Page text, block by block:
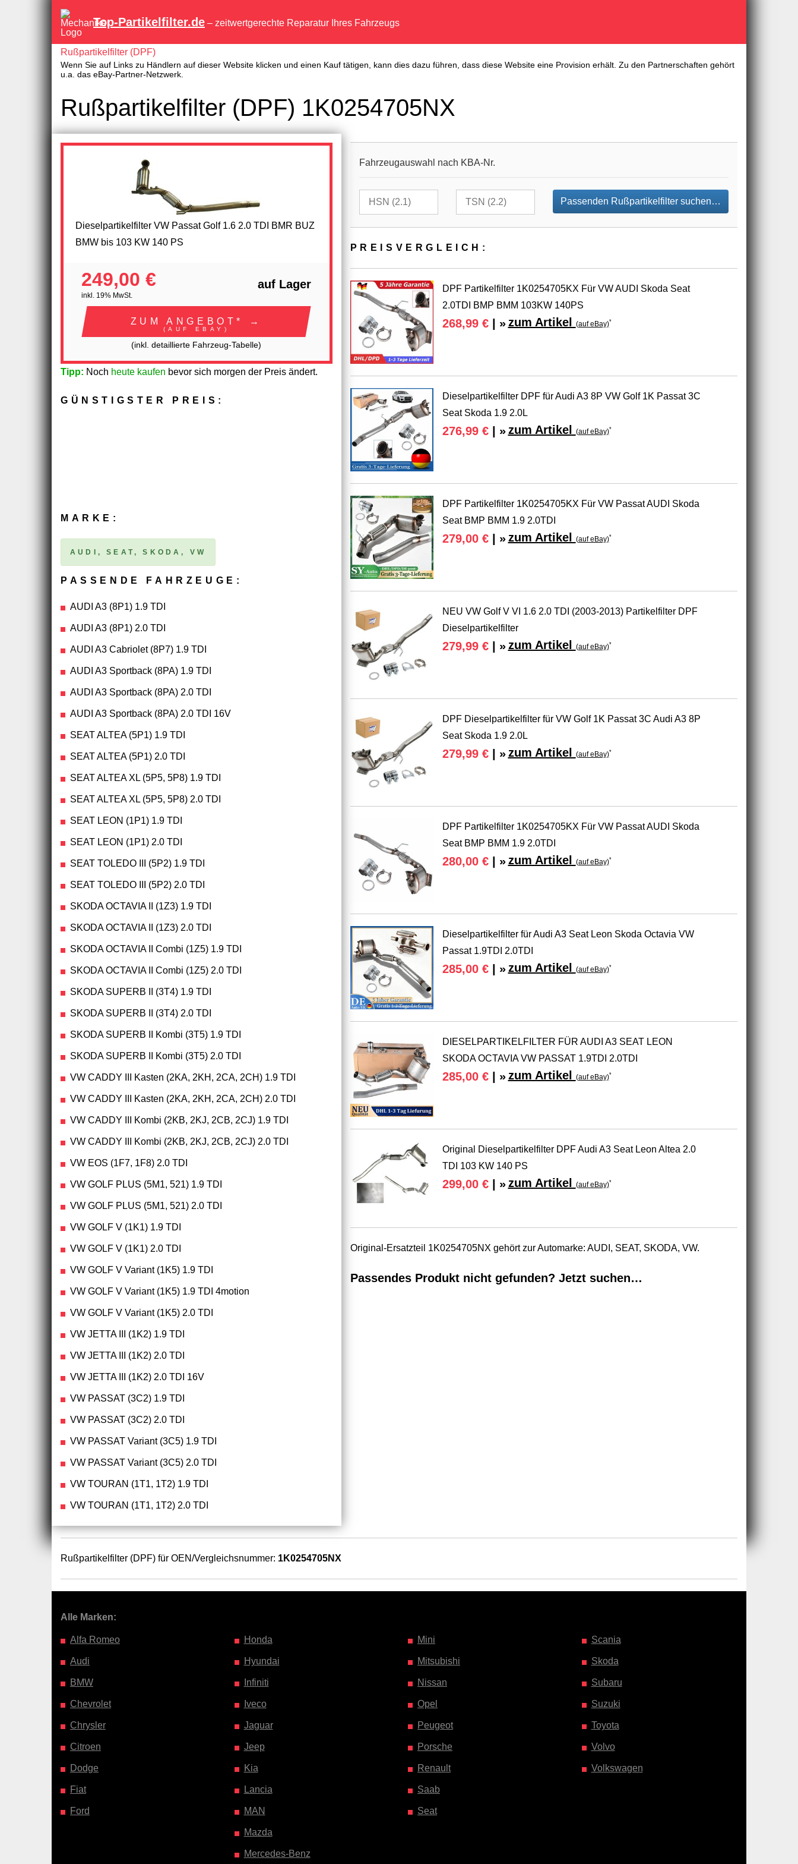
Top-Partikelfilter.de – zeitwertgerechte Reparatur Ihres Fahrzeugs
Rußpartikelfilter (DPF)
Wenn Sie auf Links zu Händlern auf dieser Website klicken und einen Kauf tätigen, kann dies dazu führen, dass diese Website eine Provision erhält. Zu den Partnerschaften gehört
u.a. das eBay-Partner-Netzwerk.
Rußpartikelfilter (DPF) 1K0254705NX
Dieselpartikelfilter VW Passat Golf 1.6 2.0 TDI BMR BUZ
BMW bis 103 KW 140 PS
249,00 €
inkl. 19% MwSt.
auf Lager
ZUM ANGEBOT* →
(AUF EBAY)
(inkl. detaillierte Fahrzeug-Tabelle)
Tipp: Noch heute kaufen bevor sich morgen der Preis ändert.
GÜNSTIGSTER PREIS:
MARKE:
AUDI, SEAT, SKODA, VW
PASSENDE FAHRZEUGE:
AUDI A3 (8P1) 1.9 TDI
AUDI A3 (8P1) 2.0 TDI
AUDI A3 Cabriolet (8P7) 1.9 TDI
AUDI A3 Sportback (8PA) 1.9 TDI
AUDI A3 Sportback (8PA) 2.0 TDI
AUDI A3 Sportback (8PA) 2.0 TDI 16V
SEAT ALTEA (5P1) 1.9 TDI
SEAT ALTEA (5P1) 2.0 TDI
SEAT ALTEA XL (5P5, 5P8) 1.9 TDI
SEAT ALTEA XL (5P5, 5P8) 2.0 TDI
SEAT LEON (1P1) 1.9 TDI
SEAT LEON (1P1) 2.0 TDI
SEAT TOLEDO III (5P2) 1.9 TDI
SEAT TOLEDO III (5P2) 2.0 TDI
SKODA OCTAVIA II (1Z3) 1.9 TDI
SKODA OCTAVIA II (1Z3) 2.0 TDI
SKODA OCTAVIA II Combi (1Z5) 1.9 TDI
SKODA OCTAVIA II Combi (1Z5) 2.0 TDI
SKODA SUPERB II (3T4) 1.9 TDI
SKODA SUPERB II (3T4) 2.0 TDI
SKODA SUPERB II Kombi (3T5) 1.9 TDI
SKODA SUPERB II Kombi (3T5) 2.0 TDI
VW CADDY III Kasten (2KA, 2KH, 2CA, 2CH) 1.9 TDI
VW CADDY III Kasten (2KA, 2KH, 2CA, 2CH) 2.0 TDI
VW CADDY III Kombi (2KB, 2KJ, 2CB, 2CJ) 1.9 TDI
VW CADDY III Kombi (2KB, 2KJ, 2CB, 2CJ) 2.0 TDI
VW EOS (1F7, 1F8) 2.0 TDI
VW GOLF PLUS (5M1, 521) 1.9 TDI
VW GOLF PLUS (5M1, 521) 2.0 TDI
VW GOLF V (1K1) 1.9 TDI
VW GOLF V (1K1) 2.0 TDI
VW GOLF V Variant (1K5) 1.9 TDI
VW GOLF V Variant (1K5) 1.9 TDI 4motion
VW GOLF V Variant (1K5) 2.0 TDI
VW JETTA III (1K2) 1.9 TDI
VW JETTA III (1K2) 2.0 TDI
VW JETTA III (1K2) 2.0 TDI 16V
VW PASSAT (3C2) 1.9 TDI
VW PASSAT (3C2) 2.0 TDI
VW PASSAT Variant (3C5) 1.9 TDI
VW PASSAT Variant (3C5) 2.0 TDI
VW TOURAN (1T1, 1T2) 1.9 TDI
VW TOURAN (1T1, 1T2) 2.0 TDI
Fahrzeugauswahl nach KBA-Nr.
Passenden Rußpartikelfilter suchen…
PREIS­VER­GLEICH:
DPF Partikelfilter 1K0254705KX Für VW AUDI Skoda Seat
2.0TDI BMP BMM 103KW 140PS
268,99 €| » zum Artikel (auf eBay)*
Dieselpartikelfilter DPF für Audi A3 8P VW Golf 1K Passat 3C
Seat Skoda 1.9 2.0L
276,99 €| » zum Artikel (auf eBay)*
DPF Partikelfilter 1K0254705KX Für VW Passat AUDI Skoda
Seat BMP BMM 1.9 2.0TDI
279,00 €| » zum Artikel (auf eBay)*
NEU VW Golf V VI 1.6 2.0 TDI (2003-2013) Partikelfilter DPF
Dieselpartikelfilter
279,99 €| » zum Artikel (auf eBay)*
DPF Dieselpartikelfilter für VW Golf 1K Passat 3C Audi A3 8P
Seat Skoda 1.9 2.0L
279,99 €| » zum Artikel (auf eBay)*
DPF Partikelfilter 1K0254705KX Für VW Passat AUDI Skoda
Seat BMP BMM 1.9 2.0TDI
280,00 €| » zum Artikel (auf eBay)*
Dieselpartikelfilter für Audi A3 Seat Leon Skoda Octavia VW
Passat 1.9TDI 2.0TDI
285,00 €| » zum Artikel (auf eBay)*
DIESELPARTIKELFILTER FÜR AUDI A3 SEAT LEON
SKODA OCTAVIA VW PASSAT 1.9TDI 2.0TDI
285,00 €| » zum Artikel (auf eBay)*
Original Dieselpartikelfilter DPF Audi A3 Seat Leon Altea 2.0
TDI 103 KW 140 PS
299,00 €| » zum Artikel (auf eBay)*
Original-Ersatzteil 1K0254705NX gehört zur Automarke: AUDI, SEAT, SKODA, VW.
Passendes Produkt nicht gefunden? Jetzt suchen…
Rußpartikelfilter (DPF) für OEN/Vergleichsnummer: 1K0254705NX
Alle Marken:
Alfa Romeo
Audi
BMW
Chevrolet
Chrysler
Citroen
Dodge
Fiat
Ford
Honda
Hyundai
Infiniti
Iveco
Jaguar
Jeep
Kia
Lancia
MAN
Mazda
Mercedes-Benz
Mini
Mitsubishi
Nissan
Opel
Peugeot
Porsche
Renault
Saab
Seat
Scania
Skoda
Subaru
Suzuki
Toyota
Volvo
Volkswagen